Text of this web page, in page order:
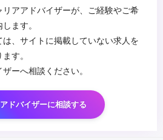
アアドバイザーが、ご経験やご希
ます。
、サイトに掲載していない求人を
す。
ーへ相談ください。
ドバイザーに相談する